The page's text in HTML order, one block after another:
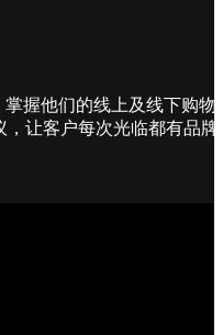
握他们的线上及线下购物
让客户每次光临都有品牌